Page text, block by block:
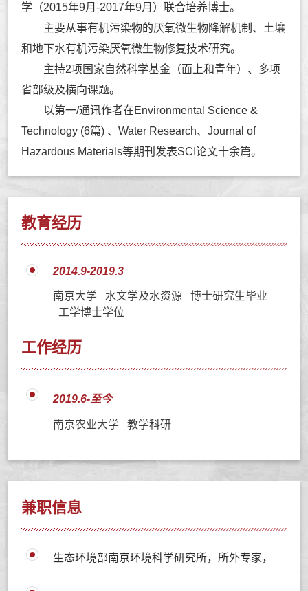
学（2015年9月-2017年9月）联合培养博士。
主要从事有机污染物的厌氧微生物降解机制、土壤
和地下水有机污染厌氧微生物修复技术研究。
主持2项 国家自然科学基金（面上和青年）、多项
省部级及横向课题。
以第一/通讯作者在Environmental Science &
Technology (6篇) 、Water Research、Journal of
Hazardous Materials等期刊发表SCI论文十余篇。
教育经历
2014.9-2019.3
南京大学 水文学及水资源 博士研究生毕业
工学博士学位
工作经历
2019.6-至今
南京农业大学 教学科研
兼职信息
生态环境部南京环境科学研究所，所外专家，